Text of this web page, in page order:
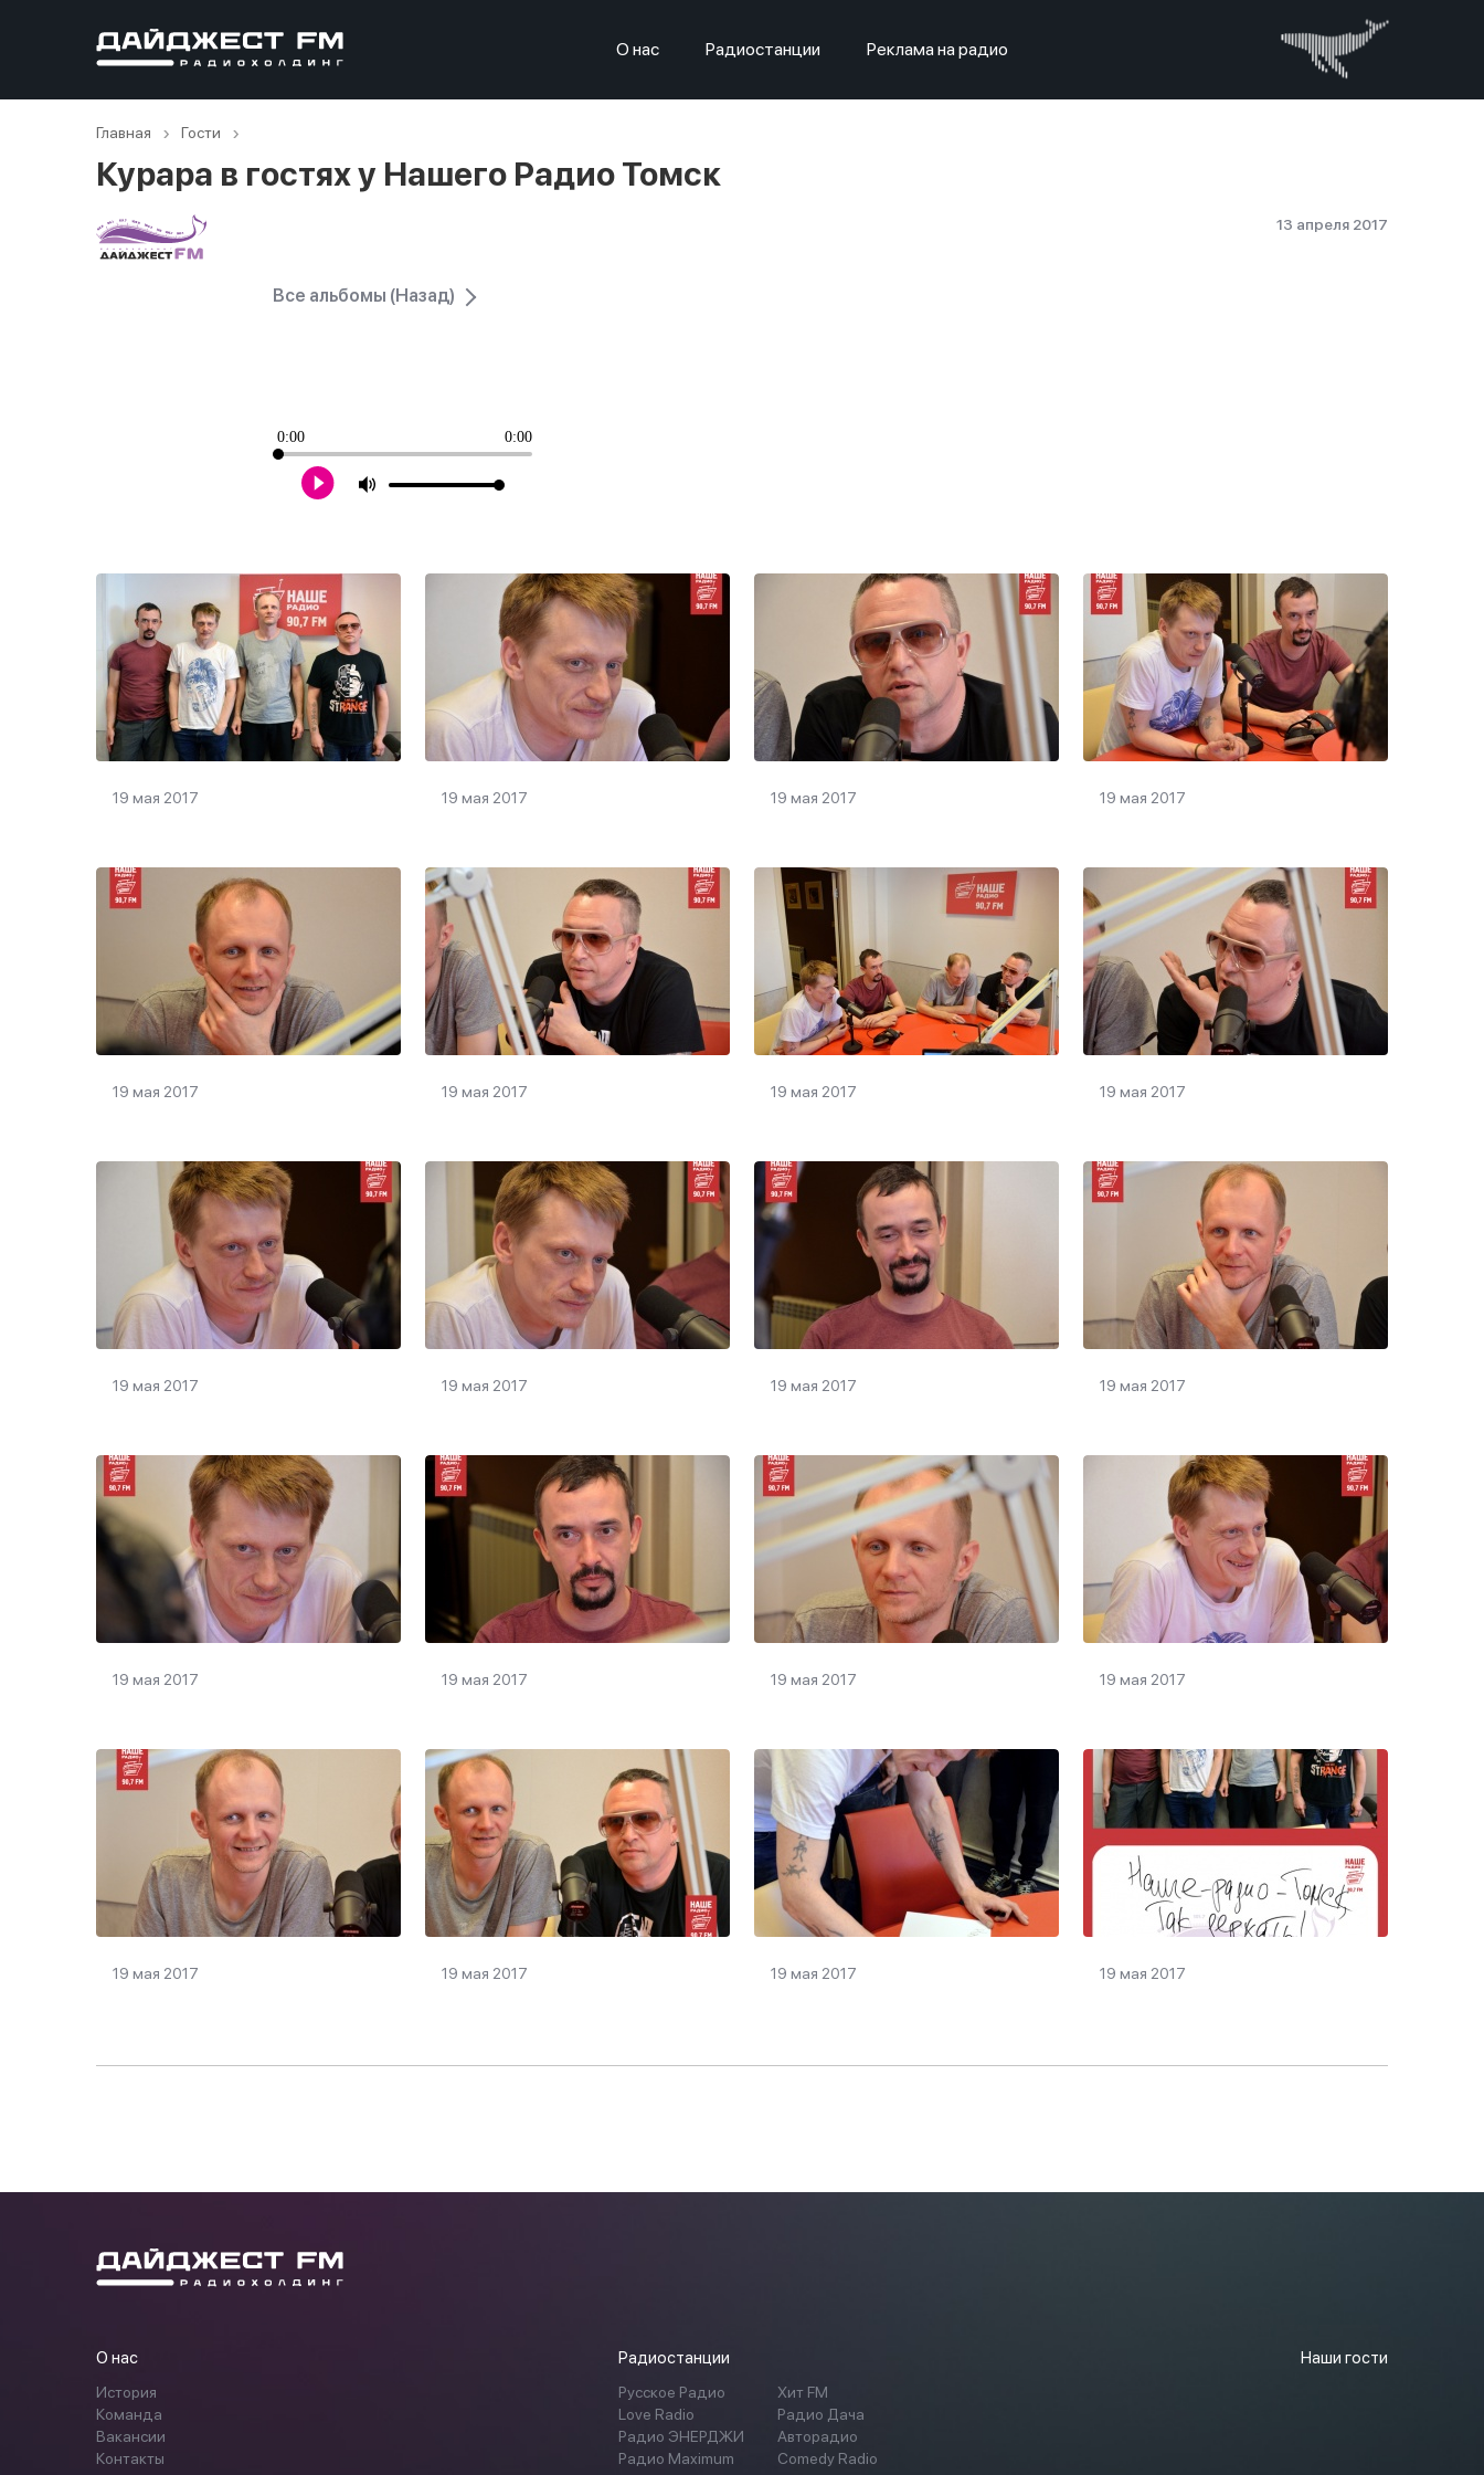
О нас Радиостанции Реклама на радио
Главная Гости
Курара в гостях у Нашего Радио Томск
13 апреля 2017
Все альбомы (Назад)
0:00 0:00
19 мая 2017 19 мая 2017 19 мая 2017 19 мая 2017
19 мая 2017 19 мая 2017 19 мая 2017 19 мая 2017
19 мая 2017 19 мая 2017 19 мая 2017 19 мая 2017
19 мая 2017 19 мая 2017 19 мая 2017 19 мая 2017
19 мая 2017 19 мая 2017 19 мая 2017 19 мая 2017
О нас
История
Команда
Вакансии
Контакты
Радиостанции
Русское Радио
Love Radio
Радио ЭНЕРДЖИ
Радио Maximum
Хит FM
Радио Дача
Авторадио
Comedy Radio
Наши гости